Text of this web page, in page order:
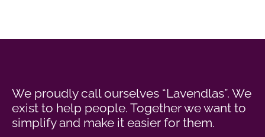
We proudly call ourselves “Lavendlas”. We
exist to help people. Together we want to
simplify and make it easier for them.